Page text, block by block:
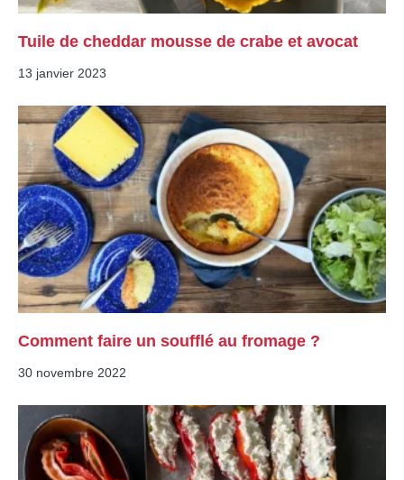
Tuile de cheddar mousse de crabe et avocat
13 janvier 2023
Comment faire un soufflé au fromage ?
30 novembre 2022